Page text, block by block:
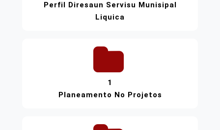
Perfil Diresaun Servisu Munisipal
Liquica
1
Planeamento No Projetos